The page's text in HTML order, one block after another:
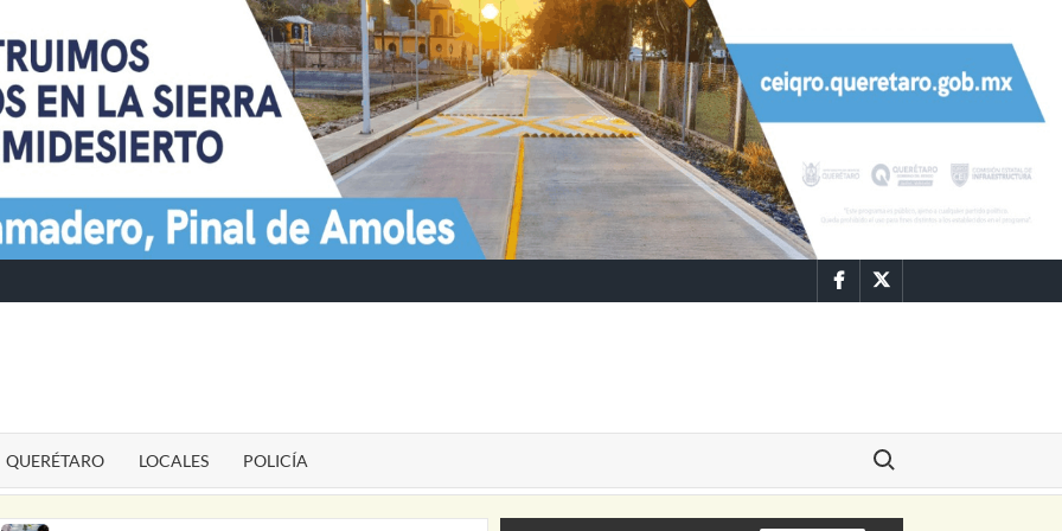
FacebookTwitter
QUERÉTARO LOCALES POLICÍA
Buscar: